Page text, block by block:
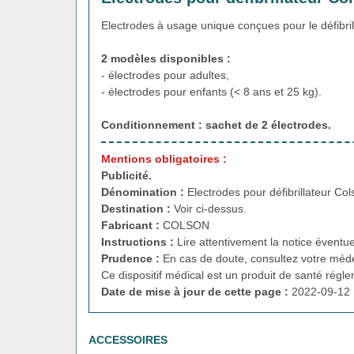
Electrodes à usage unique conçues pour le
2 modèles disponibles :
- électrodes pour adultes,
- électrodes pour enfants (< 8 ans et 25 kg).
Conditionnement : sachet de 2 électrodes.
Mentions obligatoires :
Publicité.
Dénomination : Electrodes pour défibrillateur
Destination : Voir ci-dessus.
Fabricant : COLSON
Instructions : Lire attentivement la notice
Prudence : En cas de doute, consultez votre
Ce dispositif médical est un produit de santé
Date de mise à jour de cette page : 2022-09-12
ACCESSOIRES